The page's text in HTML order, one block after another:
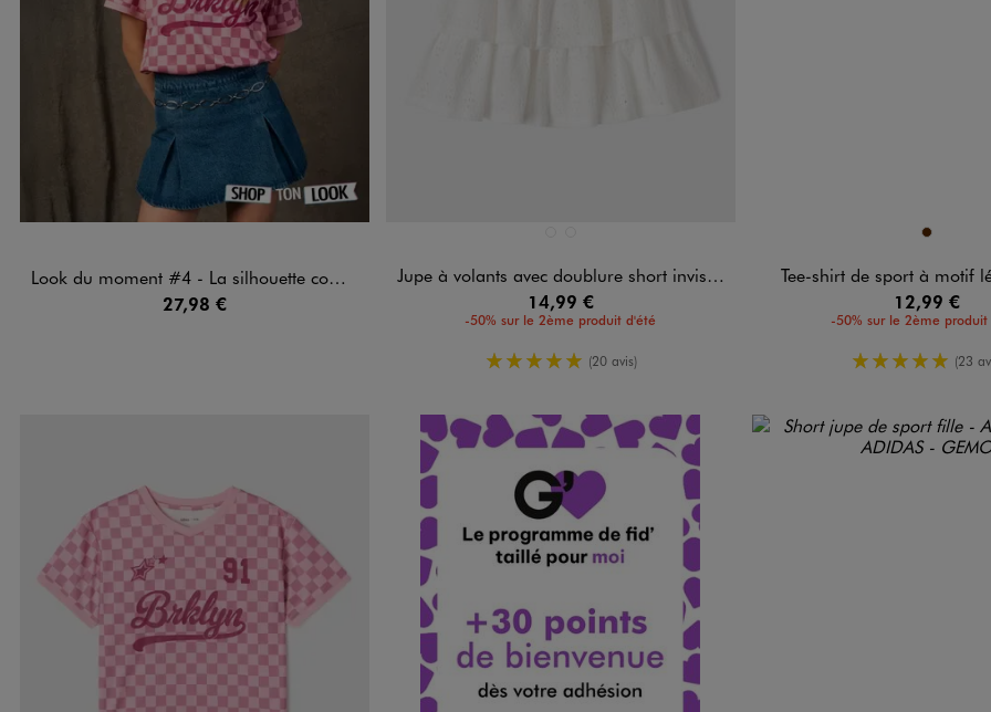
Look du moment #4 - La silhouette complète
27,98 €
Jupe à volants avec doublure short invisible fille
14,99 €
-50% sur le 2ème produit d'été
5/5 de moyenne
(20 avis)
Disponible en 1 colorisMARRON
Tee-shirt de sport à motif
12,99 €
-50% sur le 2ème produit
5/5 de (23